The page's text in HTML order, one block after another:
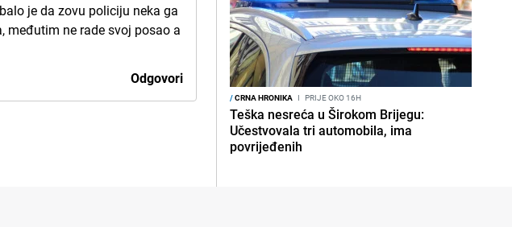
je da zovu policiju neka ga
međutim ne rade svoj posao a
Odgovori
/CRNA HRONIKA I PRIJE OKO 16H
Teška nesreća u Širokom Brijegu:
Učestvovala tri automobila, ima
povrijeđenih